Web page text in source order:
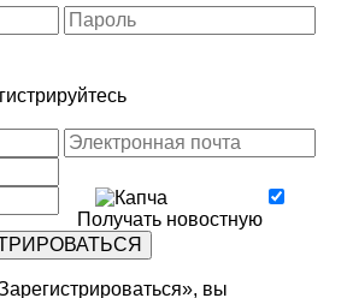
Получать новостную
вы